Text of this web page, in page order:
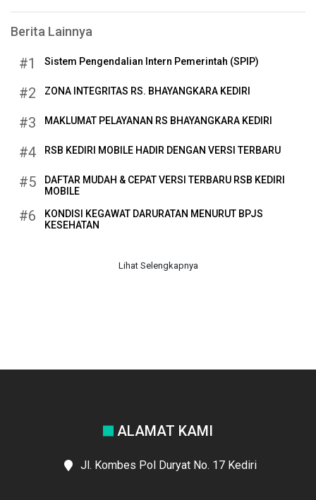
Berita Lainnya
#1 Sistem Pengendalian Intern Pemerintah (SPIP)
#2 ZONA INTEGRITAS RS. BHAYANGKARA KEDIRI
#3 MAKLUMAT PELAYANAN RS BHAYANGKARA KEDIRI
#4 RSB KEDIRI MOBILE HADIR DENGAN VERSI TERBARU
#5
DAFTAR MUDAH & CEPAT VERSI TERBARU RSB KEDIRI
MOBILE
#6
KONDISI KEGAWAT DARURATAN MENURUT BPJS
KESEHATAN
Lihat Selengkapnya
ALAMAT KAMI
Jl. Kombes Pol Duryat No. 17 Kediri